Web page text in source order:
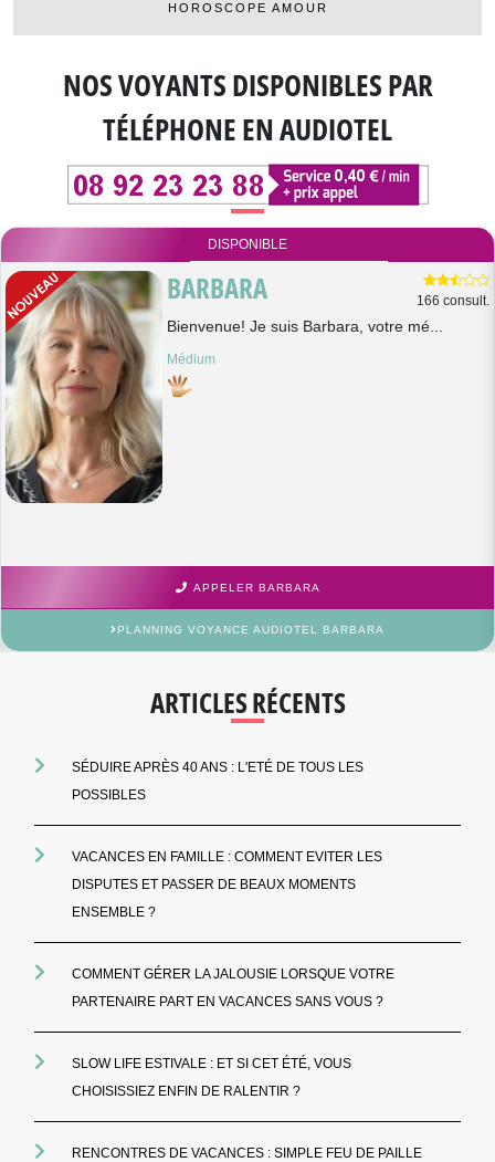
HOROSCOPE AMOUR
NOS VOYANTS DISPONIBLESPAR
TÉLÉPHONE EN AUDIOTEL
DISPONIBLE
BARBARA 166 consult.
Bienvenue! Je suis Barbara, votre mé...
Médium
APPELER BARBARA
PLANNING VOYANCE AUDIOTEL BARBARA
ARTICLES RÉCENTS
SÉDUIRE APRÈS 40 ANS : L'ETÉ DE TOUS LES
POSSIBLES
VACANCES EN FAMILLE : COMMENT EVITER LES
DISPUTES ET PASSER DE BEAUX MOMENTS
ENSEMBLE ?
COMMENT GÉRER LA JALOUSIE LORSQUE VOTRE
PARTENAIRE PART EN VACANCES SANS VOUS ?
SLOW LIFE ESTIVALE : ET SI CET ÉTÉ, VOUS
CHOISISSIEZ ENFIN DE RALENTIR ?
RENCONTRES DE VACANCES : SIMPLE FEU DE PAILLE